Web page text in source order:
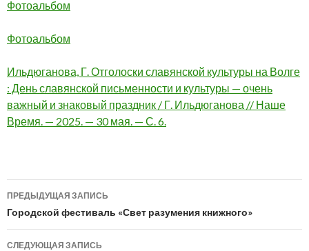
Фотоальбом
Фотоальбом
Ильдюганова, Г. Отголоски славянской культуры на Волге
: День славянской письменности и культуры — очень
важный и знаковый праздник / Г. Ильдюганова // Наше
Время. — 2025. — 30 мая. — С. 6.
Навигация
по
записям
ПРЕДЫДУЩАЯ ЗАПИСЬ
Городской фестиваль «Свет разумения книжного»
СЛЕДУЮЩАЯ ЗАПИСЬ